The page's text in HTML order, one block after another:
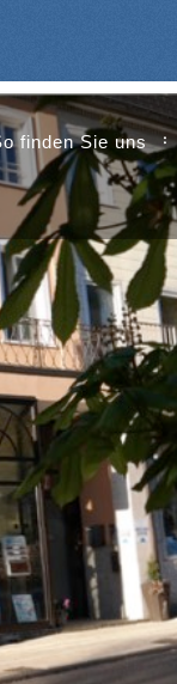
finden Sie uns